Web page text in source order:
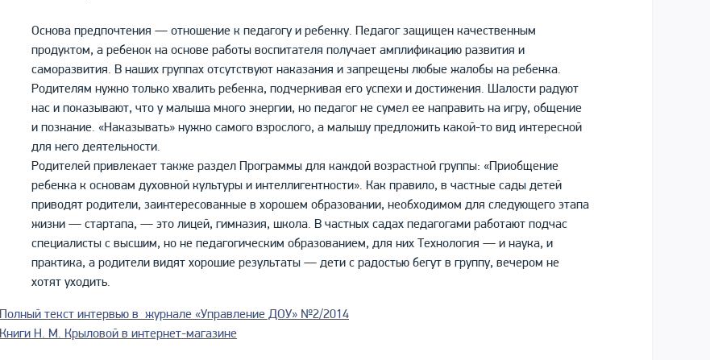
Основа предпочтения — отношение к педагогу и ребенку. Педагог защищен качественным
продуктом, а ребенок на основе работы воспитателя получает амплификацию развития и
саморазвития. В наших группах отсутствуют наказания и запрещены любые жалобы на ребенка.
Родителям нужно только хвалить ребенка, подчеркивая его успехи и достижения. Шалости радуют
нас и показывают, что у малыша много энергии, но педагог не сумел ее направить на игру, общение
и познание. «Наказывать» нужно самого взрослого, а малышу предложить какой-то вид интересной
для него деятельности.
Родителей привлекает также раздел Программы для каждой возрастной группы: «Приобщение
ребенка к основам духовной культуры и интеллигентности». Как правило, в частные сады детей
приводят родители, заинтересованные в хорошем образовании, необходимом для следующего этапа
жизни — стартапа, — это лицей, гимназия, школа. В частных садах педагогами работают подчас
специалисты с высшим, но не педагогическим образованием, для них Технология — и наука, и
практика, а родители видят хорошие результаты — дети с радостью бегут в группу, вечером не
хотят уходить.
Полный текст интервью в журнале «Управление ДОУ» №2/2014
Книги Н. М. Крыловой в интернет-магазине